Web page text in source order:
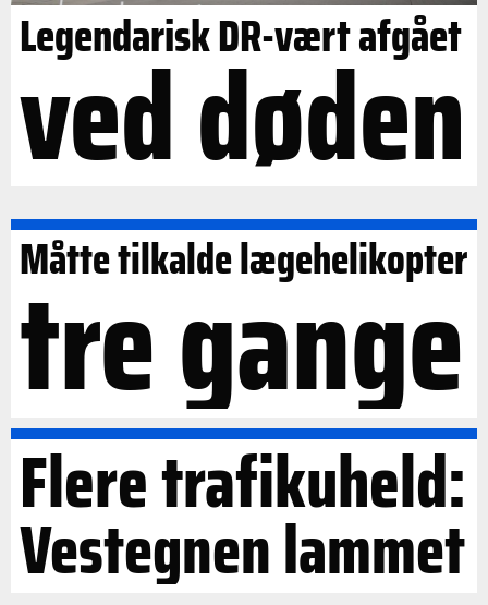
Legendarisk DR-vært afgået
ved døden
Måtte tilkalde lægehelikopter
tre gange
Flere trafikuheld:
Vestegnen lammet